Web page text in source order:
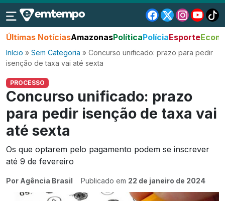
Últimas NotíciasAmazonasPolíticaPolíciaEsporte
Início » Sem Categoria » Concurso unificado: prazo para pedir
isenção de taxa vai até sexta
PROCESSO
Concurso unificado: prazo
para pedir isenção de taxa vai
até sexta
Os que optarem pelo pagamento podem se inscrever
até 9 de fevereiro
Por Agência Brasil Publicado em 22 de janeiro de 2024